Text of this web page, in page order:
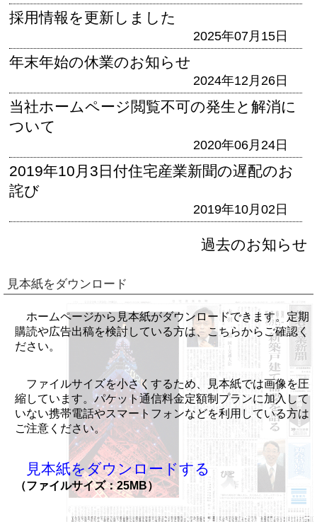
採用情報を更新しました
2025年07月15日
年末年始の休業のお知らせ
2024年12月26日
当社ホームページ閲覧不可の発生と解消に
ついて
2020年06月24日
2019年10月3日付住宅産業新聞の遅配のお
詫び
2019年10月02日
過去のお知らせ
見本紙をダウンロード
ホームページから見本紙がダウンロードできます。定期
購読や広告出稿を検討している方は、こちらからご確認く
ださい。
ファイルサイズを小さくするため、見本紙では画像を圧
縮しています。パケット通信料金定額制プランに加入して
いない携帯電話やスマートフォンなどを利用している方は
ご注意ください。
見本紙をダウンロードする
（ファイルサイズ：25MB）